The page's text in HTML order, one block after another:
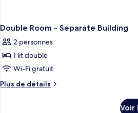
Double Room - Separate Building
2 personnes
1 lit double
Wi-Fi gratuit
Plus de détails
Plus
Voir